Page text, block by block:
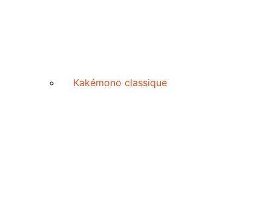
Kakémono classique